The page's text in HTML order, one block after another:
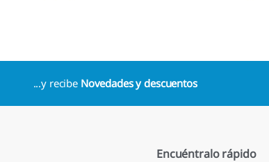
...y recibe Novedades y descuentos
Encuéntralo rápido